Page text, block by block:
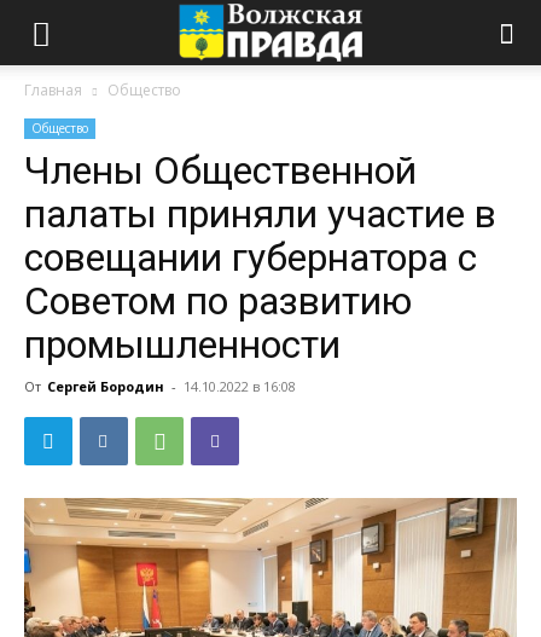
Главная Общество
Общество
Члены Общественной
палаты приняли участие в
совещании губернатора с
Советом по развитию
промышленности
От Сергей Бородин - 14.10.2022 в 16:08